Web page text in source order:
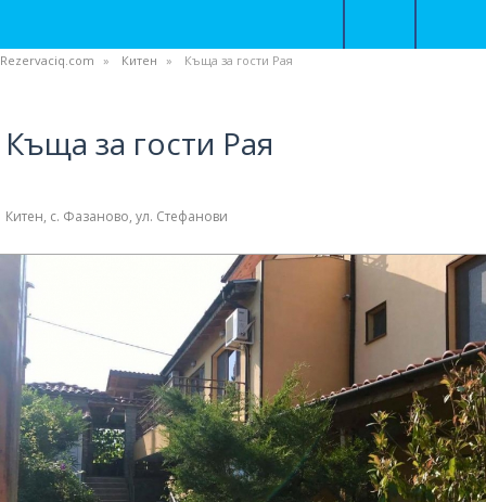
Rezervaciq.com Китен Къща за гости Рая
Къща за гости Рая
Китен, с. Фазаново, ул. Стефанови